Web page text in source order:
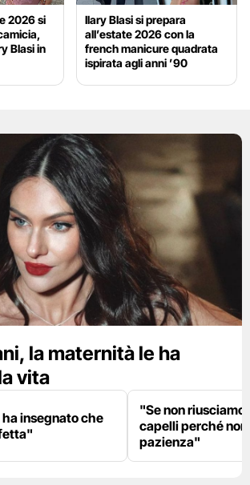
2026 si
Blasi in
Ilary Blasi si prepara
all’estate 2026 con la
french manicure quadrata
ispirata agli anni ’90
la maternità le ha
vita
insegnato che
"Se non riusciamo
capelli perché
pazienza"